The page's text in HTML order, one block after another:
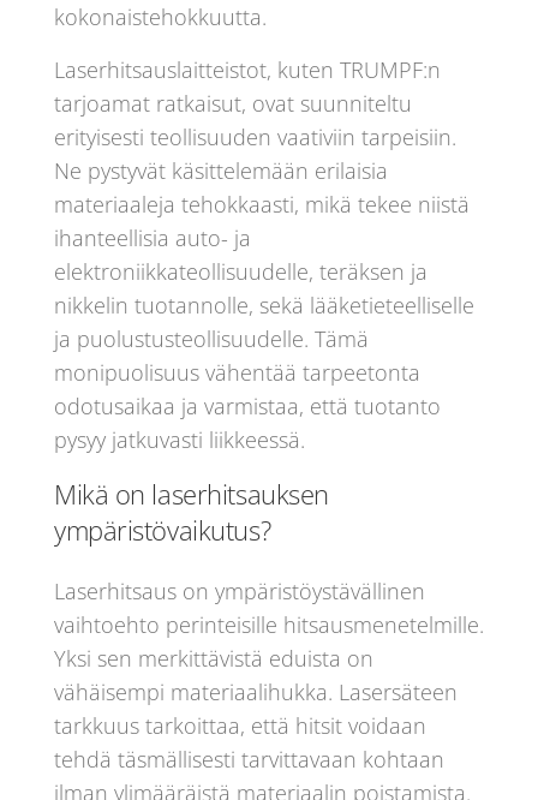
kokonaistehokkuutta.
Laserhitsauslaitteistot, kuten TRUMPF:n
tarjoamat ratkaisut, ovat suunniteltu
erityisesti teollisuuden vaativiin tarpeisiin.
Ne pystyvät käsittelemään erilaisia
materiaaleja tehokkaasti, mikä tekee niistä
ihanteellisia auto- ja
elektroniikkateollisuudelle, teräksen ja
nikkelin tuotannolle, sekä lääketieteelliselle
ja puolustusteollisuudelle. Tämä
monipuolisuus vähentää tarpeetonta
odotusaikaa ja varmistaa, että tuotanto
pysyy jatkuvasti liikkeessä.
Mikä on laserhitsauksen
ympäristövaikutus?
Laserhitsaus on ympäristöystävällinen
vaihtoehto perinteisille hitsausmenetelmille.
Yksi sen merkittävistä eduista on
vähäisempi materiaalihukka. Lasersäteen
tarkkuus tarkoittaa, että hitsit voidaan
tehdä täsmällisesti tarvittavaan kohtaan
ilman ylimääräistä materiaalin poistamista.